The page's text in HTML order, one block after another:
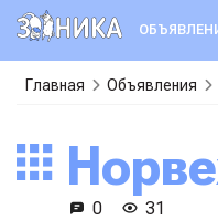
Главная Объявления
0 31